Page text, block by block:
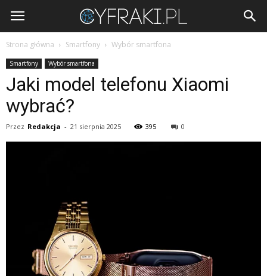
Cyfraki.pl
Strona główna Smartfony Wybór smartfona
Smartfony Wybór smartfona
Jaki model telefonu Xiaomi
wybrać?
Przez Redakcja - 21 sierpnia 2025 395 0